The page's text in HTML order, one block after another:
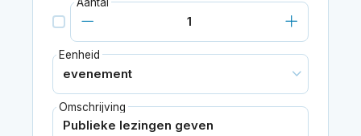
Eenheid
Omschrijving